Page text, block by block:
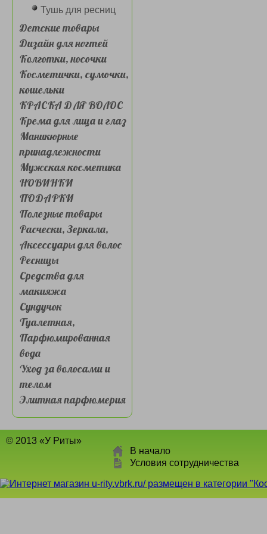
Тушь для ресниц
Детские товары
Дизайн для ногтей
Колготки, носочки
Косметички, сумочки,
кошельки
КРАСКА ДЛЯ ВОЛОС
Крема для лица и глаз
Маникюрные
принадлежности
Мужская косметика
НОВИНКИ
ПОДАРКИ
Полезные товары
Расчески, Зеркала,
Аксессуары для волос
Ресницы
Средства для
макияжа
Сундучок
Туалетная,
Парфюмированная
вода
Уход за волосами и
телом
Элитная парфюмерия
© 2013 «У Риты»
В начало
Условия сотрудничества